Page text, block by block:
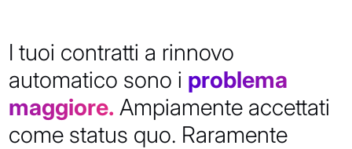
I tuoi contratti a rinnovo
automatico sono i problema
maggiore. Ampiamente accettati
come status quo. Raramente